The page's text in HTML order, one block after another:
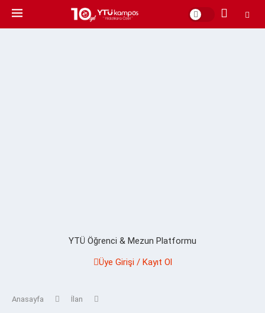
YTÜ Öğrenci & Mezun Platformu
Üye Girişi / Kayıt Ol
Anasayfa İlan